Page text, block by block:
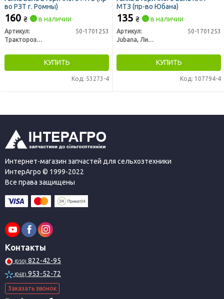
во РЗТ г. Ромны)
160 ₴ в наличии
Артикул:
50-1701253
Тракторозапчасть г. Ромны
КУПИТЬ
Код: 53273-4
МТЗ (пр-во Юбана)
135 ₴ в наличии
Артикул:
50-1701253
Jubana, Литва
КУПИТЬ
Код: 107794-4
Интернет-магазин запчастей для сельхозтехники
ИнтерАгро © 1999-2022
Все права защищены
Контакты
(050) 822-42-95
(068) 953-52-72
Заказать звонок